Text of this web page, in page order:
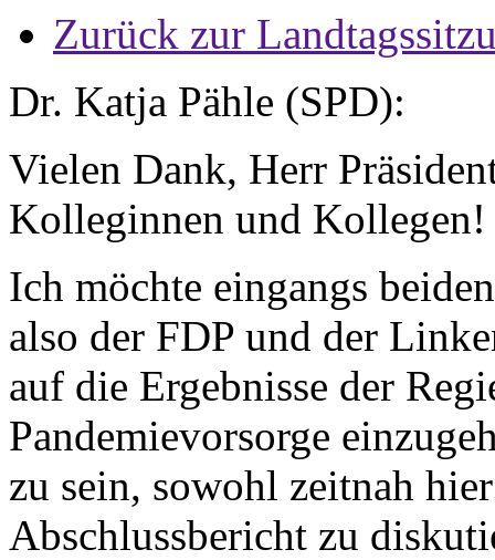
Zurück zur
Dr. Katja Pähle (SPD):
Vielen Dank, Herr
Kolleginnen und Kollegen!
Ich möchte eingangs
also der FDP und der
auf die Ergebnisse der
Pandemievorsorge
zu sein, sowohl zeitnah
Abschlussbericht zu